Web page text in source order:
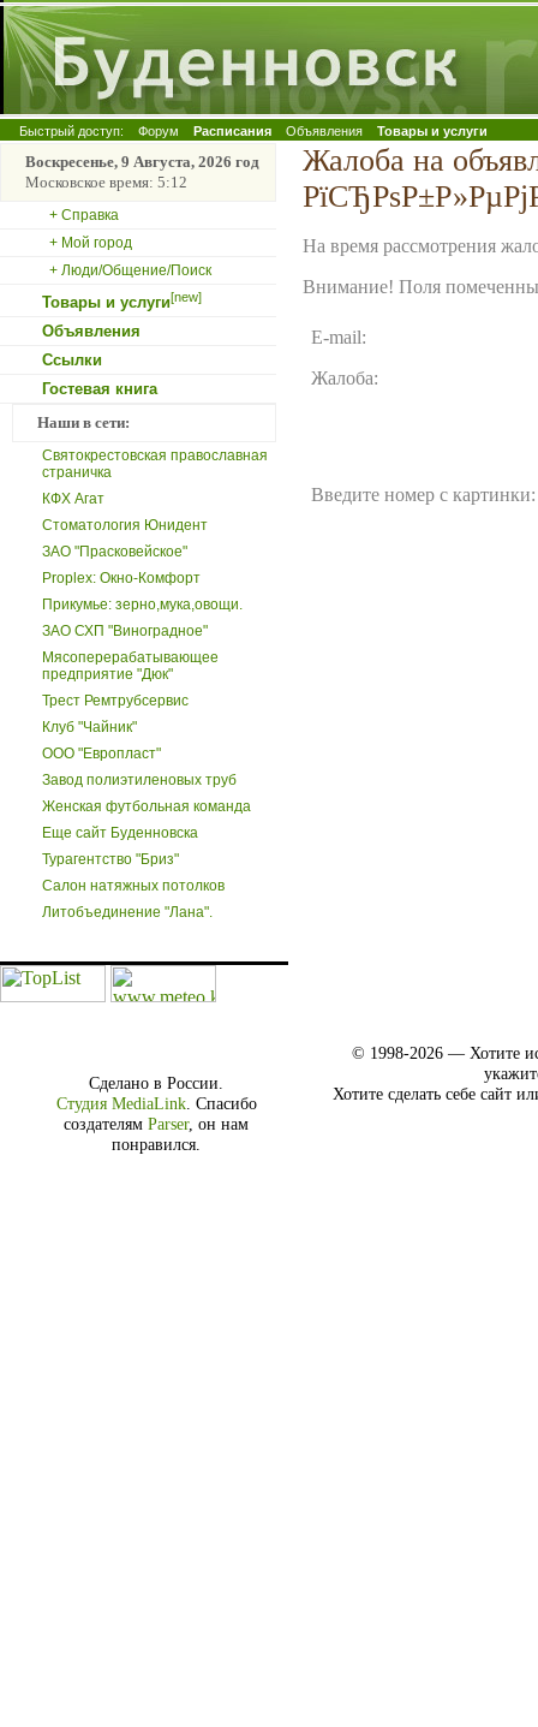
Быстрый доступ: Форум Расписания Объявления Товары и услуги
Воскресенье, 9 Августа, 2026 год
Московское время: 5:12
+ Справка
+ Мой город
+ Люди/Общение/Поиск
Товары и услуги[new]
Объявления
Ссылки
Гостевая книга
Наши в сети:
Святокрестовская православная
страничка
КФХ Агат
Стоматология Юнидент
ЗАО "Прасковейское"
Proplex: Окно-Комфорт
Прикумье: зерно,мука,овощи.
ЗАО СХП "Виноградное"
Мясоперерабатывающее
предприятие "Дюк"
Трест Ремтрубсервис
Клуб "Чайник"
ООО "Европласт"
Завод полиэтиленовых труб
Женская футбольная команда
Еще сайт Буденновска
Турагентство "Бриз"
Салон натяжных потолков
Литобъединение "Лана".
Жалоба на
На время рассмотрения
Внимание! Поля
E-mail:
Жалоба:
Введите номер с картинки:
Сделано в России.
Студия MediaLink. Спасибо
создателям Parser, он нам
понравился.
© 1998-2026 — Хотите
Хотите сделать себе сайт